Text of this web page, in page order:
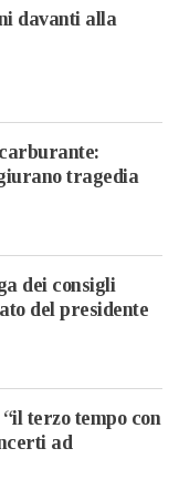
davanti alla
tragedia
dei consigli
del presidente
terzo tempo con
ad